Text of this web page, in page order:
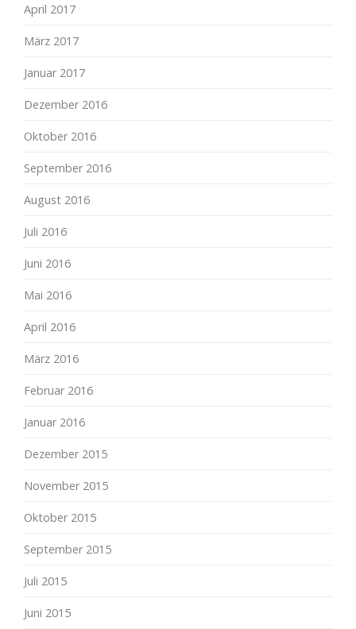
April 2017
März 2017
Januar 2017
Dezember 2016
Oktober 2016
September 2016
August 2016
Juli 2016
Juni 2016
Mai 2016
April 2016
März 2016
Februar 2016
Januar 2016
Dezember 2015
November 2015
Oktober 2015
September 2015
Juli 2015
Juni 2015